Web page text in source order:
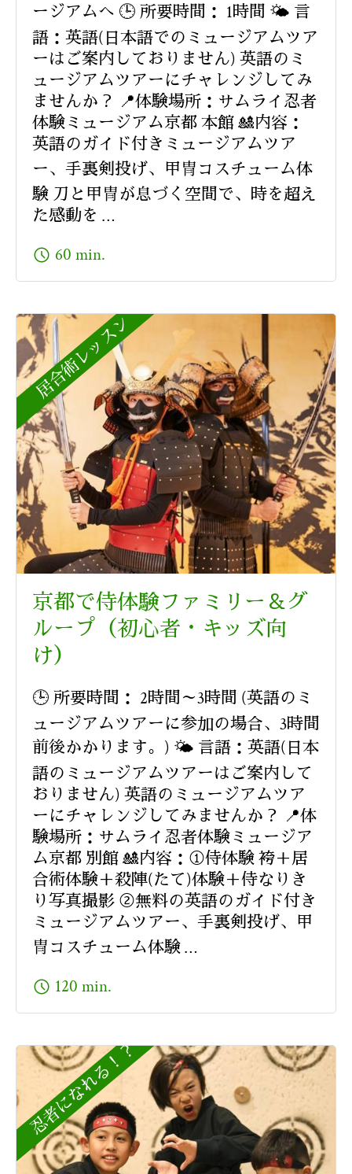
ージアムへ 🕒 所要時間： 1時間 🌤️ 言
語：英語(日本語でのミュージアムツア
ーはご案内しておりません) 英語のミ
ュージアムツアーにチャレンジしてみ
ませんか？ 📍体験場所：サムライ忍者
体験ミュージアム京都 本館 🎎内容：
英語のガイド付きミュージアムツア
ー、手裏剣投げ、甲冑コスチューム体
験 刀と甲冑が息づく空間で、時を超え
た感動を …
schedule 60 min.
居合術レッスン
京都で侍体験ファミリー＆グ
ループ（初心者・キッズ向
け）
🕒 所要時間： 2時間～3時間 (英語のミ
ュージアムツアーに参加の場合、3時間
前後かかります。) 🌤️ 言語：英語(日本
語のミュージアムツアーはご案内して
おりません) 英語のミュージアムツア
ーにチャレンジしてみませんか？ 📍体
験場所：サムライ忍者体験ミュージア
ム京都 別館 🎎内容：①侍体験 袴＋居
合術体験＋殺陣(たて)体験＋侍なりき
り写真撮影 ②無料の英語のガイド付き
ミュージアムツアー、手裏剣投げ、甲
冑コスチューム体験 …
schedule 120 min.
忍者になれる！？